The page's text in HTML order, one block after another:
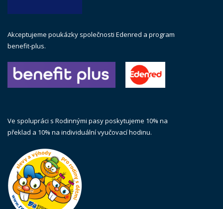
Akceptujeme poukázky společnosti Edenred a program
benefit-plus.
Ve spolupráci s Rodinnými pasy poskytujeme 10% na
překlad a 10% na individuální vyučovací hodinu.